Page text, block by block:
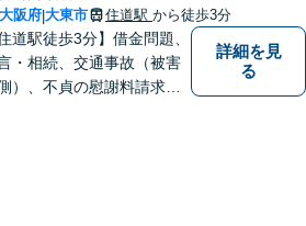
大阪府|大東市 住道駅 から徒歩3分
住道駅徒歩3分】借金問題、
・相続、交通事故（被害
）、不貞の慰謝料請求は
詳細を見
る